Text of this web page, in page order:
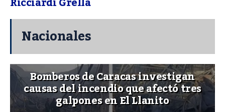
Nacionales
Bomberos de Caracas investigan
causas del incendio que afectó tres
galpones en El Llanito